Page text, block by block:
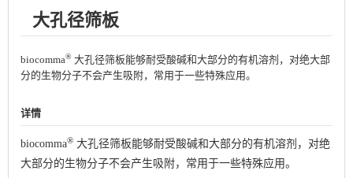
大孔径筛板
biocomma® 大孔径筛板能够耐受酸碱和大部分的有机溶剂，对绝大部
分的生物分子不会产生吸附，常用于一些特殊应用。
详情
biocomma® 大孔径筛板能够耐受酸碱和大部分的有机溶剂，对绝
大部分的生物分子不会产生吸附，常用于一些特殊应用。